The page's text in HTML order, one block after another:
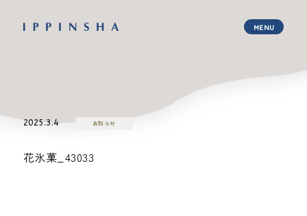
2025.3.4 お知らせ
花氷菓_43033